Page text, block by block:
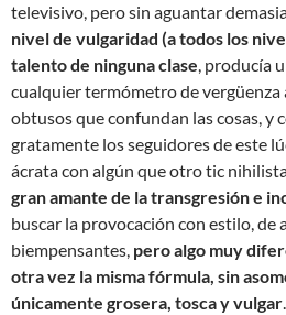
televisivo, pero sin aguantar
nivel de vulgaridad (a todos los
talento de ninguna clase, producía
cualquier termómetro de vergüenza
obtusos que confundan las cosas, y
gratamente los seguidores de este
ácrata con algún que otro tic
gran amante de la transgresión e
buscar la provocación con estilo, de
biempensantes, pero algo muy
otra vez la misma fórmula, sin
únicamente grosera, tosca y vulgar